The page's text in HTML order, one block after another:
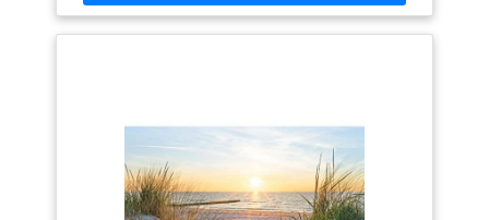
installer : il suffit d'appliquer de la colle
directement sur le mur, de placer les bandes les
chaque belle pièce et que vous pourrez la ramener
à la maison. Fonction : le papier peint non tissé
convient à la décoration de la chambre, du salon ou
de la chambre d'enfant. Convient aux adultes,
adolescents, garçons et filles.